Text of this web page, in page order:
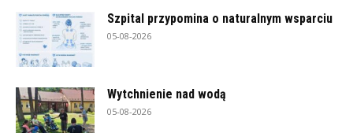
Szpital przypomina o naturalnym wsparciu
05-08-2026
Wytchnienie nad wodą
05-08-2026